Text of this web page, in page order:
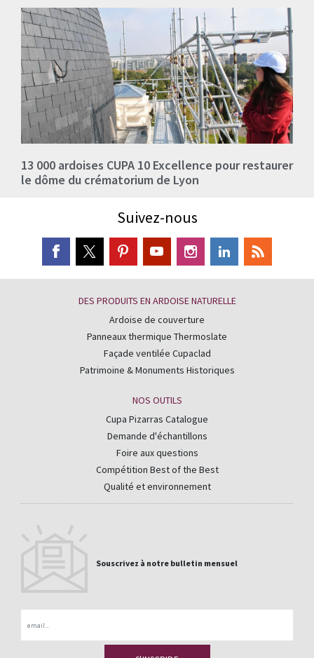
13 000 ardoises CUPA 10 Excellence pour restaurer
le dôme du crématorium de Lyon
Suivez-nous
DES PRODUITS EN ARDOISE NATURELLE
Ardoise de couverture
Panneaux thermique Thermoslate
Façade ventilée Cupaclad
Patrimoine & Monuments Historiques
NOS OUTILS
Cupa Pizarras Catalogue
Demande d'échantillons
Foire aux questions
Compétition Best of the Best
Qualité et environnement
Souscrivez à notre bulletin mensuel